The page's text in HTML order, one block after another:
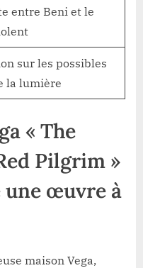
entre Beni et le
sur les possibles
la lumière
« The
Pilgrim »
une œuvre à
maison Vega,